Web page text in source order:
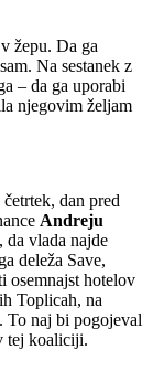
žepu. Da ga
Na sestanek z
– da ga uporabi
njegovim željam
dan pred
Andreju
vlada najde
deleža Save,
osemnajst hotelov
Toplicah, na
To naj bi pogojeval
tej koaliciji.